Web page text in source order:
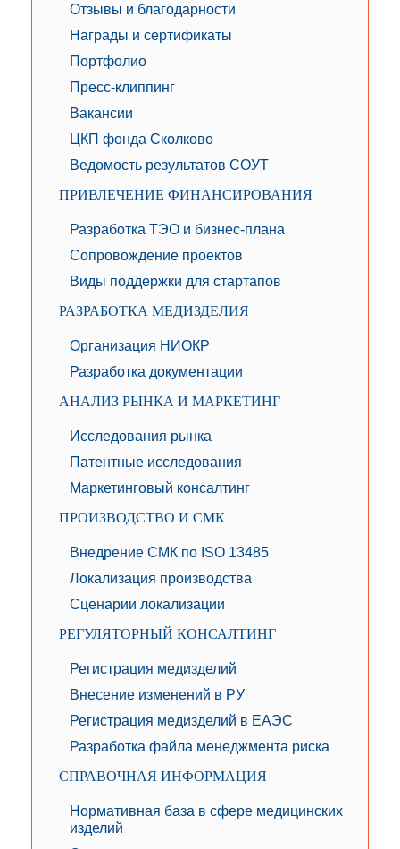
Отзывы и благодарности
Награды и сертификаты
Портфолио
Пресс-клиппинг
Вакансии
ЦКП фонда Сколково
Ведомость результатов СОУТ
ПРИВЛЕЧЕНИЕ ФИНАНСИРОВАНИЯ
Разработка ТЭО и бизнес-плана
Сопровождение проектов
Виды поддержки для стартапов
РАЗРАБОТКА МЕДИЗДЕЛИЯ
Организация НИОКР
Разработка документации
АНАЛИЗ РЫНКА И МАРКЕТИНГ
Исследования рынка
Патентные исследования
Маркетинговый консалтинг
ПРОИЗВОДСТВО И СМК
Внедрение СМК по ISO 13485
Локализация производства
Сценарии локализации
РЕГУЛЯТОРНЫЙ КОНСАЛТИНГ
Регистрация медизделий
Внесение изменений в РУ
Регистрация медизделий в ЕАЭС
Разработка файла менеджмента риска
СПРАВОЧНАЯ ИНФОРМАЦИЯ
Нормативная база в сфере медицинских
изделий